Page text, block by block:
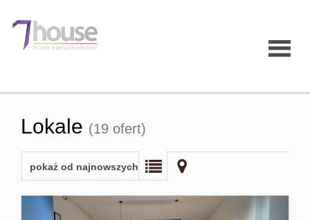
Strona
Lokale (19 ofert)
pokaż od najnowszych